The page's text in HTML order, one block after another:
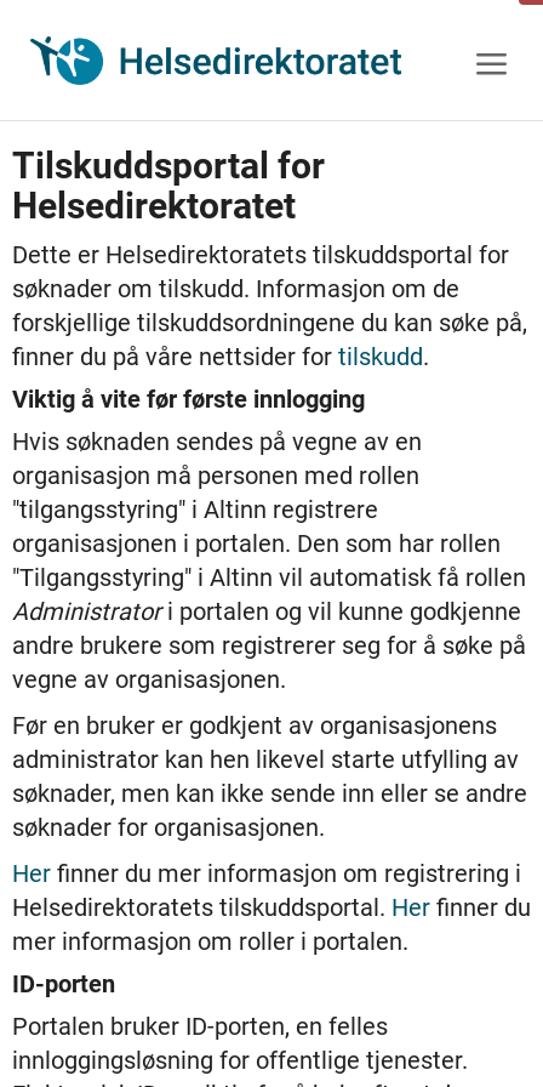
innhold
Tilskuddsportal for
Helsedirektoratet
Dette er Helsedirektoratets tilskuddsportal for
søknader om tilskudd. Informasjon om de
forskjellige tilskuddsordningene du kan søke på,
finner du på våre nettsider for tilskudd.
Viktig å vite før første innlogging
Hvis søknaden sendes på vegne av en
organisasjon må personen med rollen
"tilgangsstyring" i Altinn registrere
organisasjonen i portalen. Den som har rollen
"Tilgangsstyring" i Altinn vil automatisk få rollen
Administratori portalen og vil kunne godkjenne
andre brukere som registrerer seg for å søke på
vegne av organisasjonen.
Før en bruker er godkjent av organisasjonens
administrator kan hen likevel starte utfylling av
søknader, men kan ikke sende inn eller se andre
søknader for organisasjonen.
Her finner du mer informasjon om registrering i
Helsedirektoratets tilskuddsportal. Her finner du
mer informasjon om roller i portalen.
ID-porten
Portalen bruker ID-porten, en felles
innloggingsløsning for offentlige tjenester.